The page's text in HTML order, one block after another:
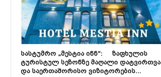
სასტუმრო „მესტია ინნ“: ზაფხულის
ტურისტულ სეზონზე მაღალი დატვირთვა
და საერთაშორისო ვიზიტორების...